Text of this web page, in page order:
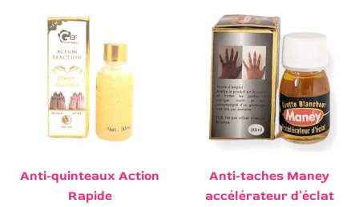
Anti-quinteaux Action
Rapide
Anti-taches Maney
accélérateur d’éclat